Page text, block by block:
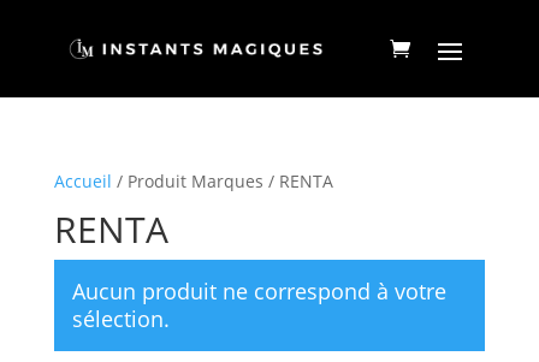
Accueil / Produit Marques / RENTA
RENTA
Aucun produit ne correspond à votre
sélection.